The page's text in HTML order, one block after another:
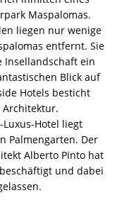
Maspalomas.
liegen nur wenige
entfernt. Sie
Insellandschaft ein
Blick auf
Hotels besticht
Hotel liegt
Palmengarten. Der
Alberto Pinto hat
und dabei